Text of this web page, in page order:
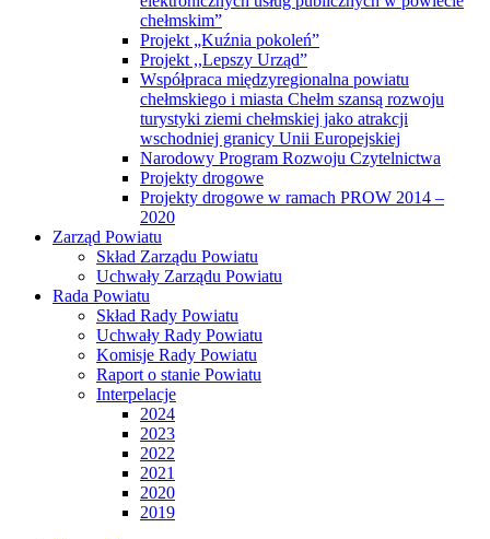
chełmskim”
Projekt „Kuźnia pokoleń”
Projekt ,,Lepszy Urząd”
Współpraca międzyregionalna powiatu
chełmskiego i miasta Chełm szansą rozwoju
turystyki ziemi chełmskiej jako atrakcji
wschodniej granicy Unii Europejskiej
Narodowy Program Rozwoju Czytelnictwa
Projekty drogowe
Projekty drogowe w ramach PROW 2014 –
2020
Zarząd Powiatu
Skład Zarządu Powiatu
Uchwały Zarządu Powiatu
Rada Powiatu
Skład Rady Powiatu
Uchwały Rady Powiatu
Komisje Rady Powiatu
Raport o stanie Powiatu
Interpelacje
2024
2023
2022
2021
2020
2019